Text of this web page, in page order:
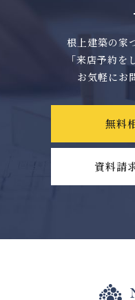
根上建築の家
「来店予約
お気軽にお
無料
資料請